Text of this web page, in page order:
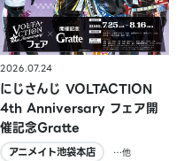
2026.07.24
にじさんじ VOLTACTION
4th Anniversary フェア開
催記念Gratte
アニメイト池袋本店
…他